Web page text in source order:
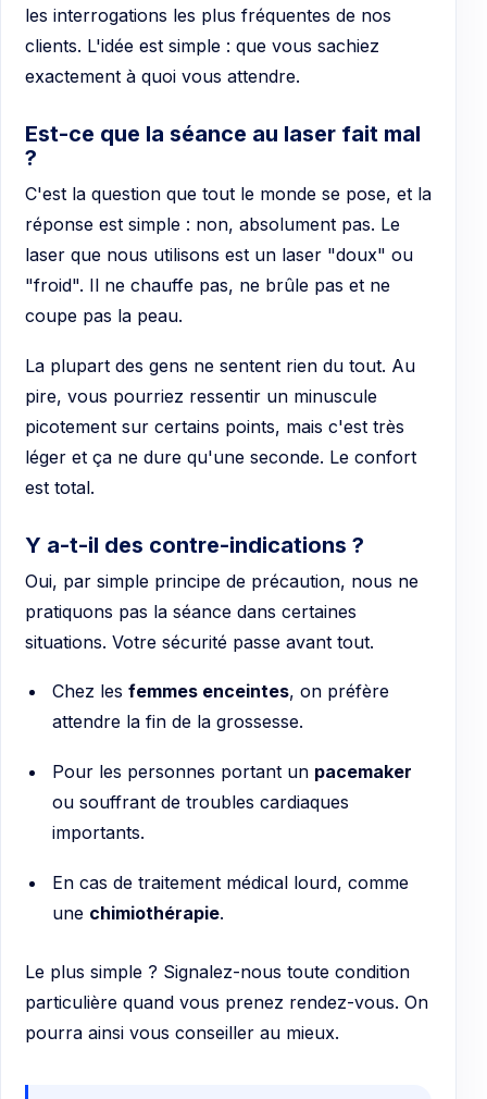
les interrogations les plus fréquentes de nos
clients. L'idée est simple : que vous sachiez
exactement à quoi vous attendre.
Est-ce que la séance au laser fait mal
?
C'est la question que tout le monde se pose, et la
réponse est simple : non, absolument pas. Le
laser que nous utilisons est un laser "doux" ou
"froid". Il ne chauffe pas, ne brûle pas et ne
coupe pas la peau.
La plupart des gens ne sentent rien du tout. Au
pire, vous pourriez ressentir un minuscule
picotement sur certains points, mais c'est très
léger et ça ne dure qu'une seconde. Le confort
est total.
Y a-t-il des contre-indications ?
Oui, par simple principe de précaution, nous ne
pratiquons pas la séance dans certaines
situations. Votre sécurité passe avant tout.
Chez les femmes enceintes, on préfère
attendre la fin de la grossesse.
Pour les personnes portant un pacemaker
ou souffrant de troubles cardiaques
importants.
En cas de traitement médical lourd, comme
une chimiothérapie.
Le plus simple ? Signalez-nous toute condition
particulière quand vous prenez rendez-vous. On
pourra ainsi vous conseiller au mieux.